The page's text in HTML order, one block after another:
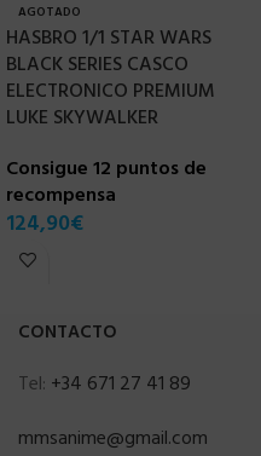
AGOTADO
HASBRO 1/1 STAR WARS
BLACK SERIES CASCO
ELECTRONICO PREMIUM
LUKE SKYWALKER
Consigue 12 puntos de
recompensa
124,90€
CONTACTO
Tel: +34 671 27 41 89
mmsanime@gmail.com